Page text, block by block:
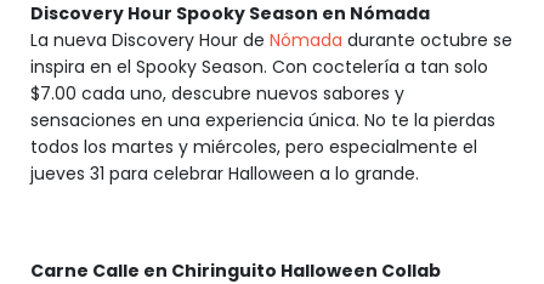
Discovery Hour Spooky Season en Nómada
La nueva Discovery Hour de Nómada durante octubre se
inspira en el Spooky Season. Con coctelería a tan solo
$7.00 cada uno, descubre nuevos sabores y
sensaciones en una experiencia única. No te la pierdas
todos los martes y miércoles, pero especialmente el
jueves 31 para celebrar Halloween a lo grande.
Carne Calle en Chiringuito Halloween Collab